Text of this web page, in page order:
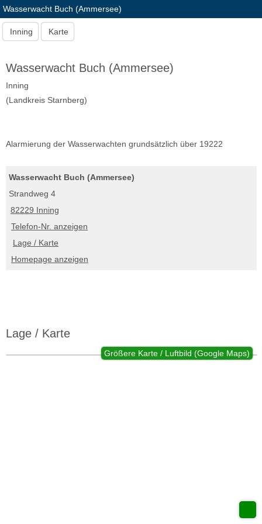
Wasserwacht Buch (Ammersee)
Inning Karte
Wasserwacht Buch (Ammersee)
Inning
(Landkreis Starnberg)
Alarmierung der Wasserwachten grundsätzlich über 19222
Wasserwacht Buch (Ammersee)
Strandweg 4
82229 Inning
Telefon-Nr. anzeigen
Lage / Karte
Homepage anzeigen
Lage / Karte
Größere Karte / Luftbild (Google Maps)